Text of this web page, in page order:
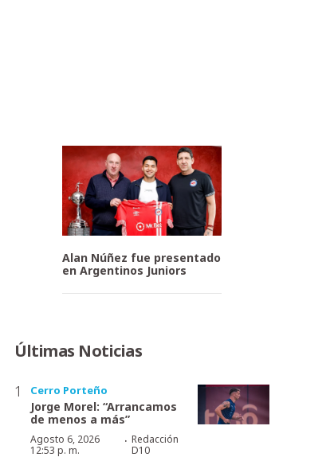
Alan Núñez fue presentado
en Argentinos Juniors
Últimas Noticias
Cerro Porteño
Jorge Morel: “Arrancamos
de menos a más”
Agosto 6, 2026
12:53 p. m.
· Redacción
D10